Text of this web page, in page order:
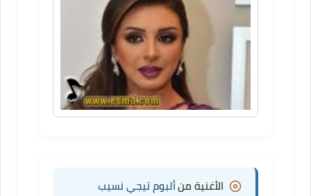
الأغنية منألبوم تيجي نسيب